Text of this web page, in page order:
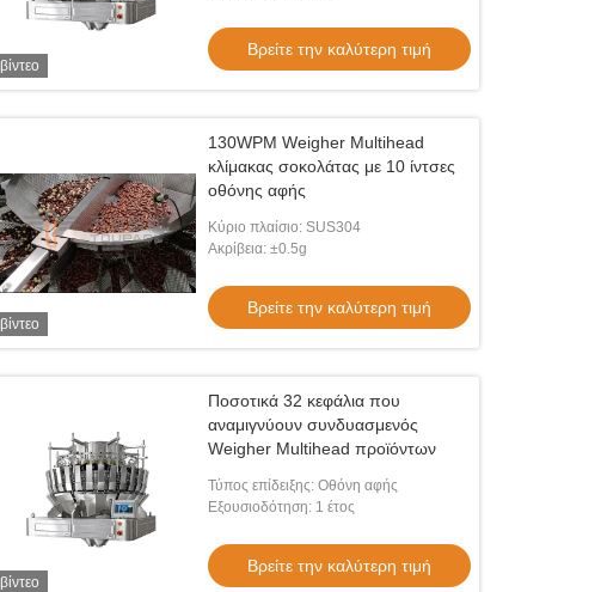
βίντεο
Βρείτε την καλύτερη τιμή
βίντεο
130WPM Weigher Multihead
κλίμακας σοκολάτας με 10 ίντσες
οθόνης αφής
Κύριο πλαίσιο: SUS304
Ακρίβεια: ±0.5g
Βρείτε την καλύτερη τιμή
βίντεο
Ποσοτικά 32 κεφάλια που
αναμιγνύουν συνδυασμενός
Weigher Multihead προϊόντων
Τύπος επίδειξης: Οθόνη αφής
Εξουσιοδότηση: 1 έτος
Βρείτε την καλύτερη τιμή